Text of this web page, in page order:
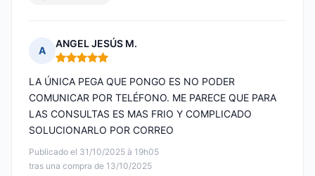
A
ANGEL JESÚS M.
Nota: 5 de 5
Publicado el 31/10/2025 à 19h05
tras una compra de 13/10/2025
LA ÚNICA PEGA QUE PONGO ES NO PODER
COMUNICAR POR TELÉFONO. ME PARECE QUE PARA
LAS CONSULTAS ES MAS FRIO Y COMPLICADO
SOLUCIONARLO POR CORREO